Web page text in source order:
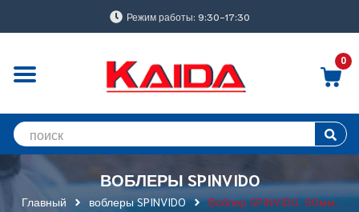
Режим работы: 9:30-17:30
0
ВОБЛЕРЫ SPINVIDO
Главный воблеры SPINVIDO
Воблер SPINVIDO, 90мм,